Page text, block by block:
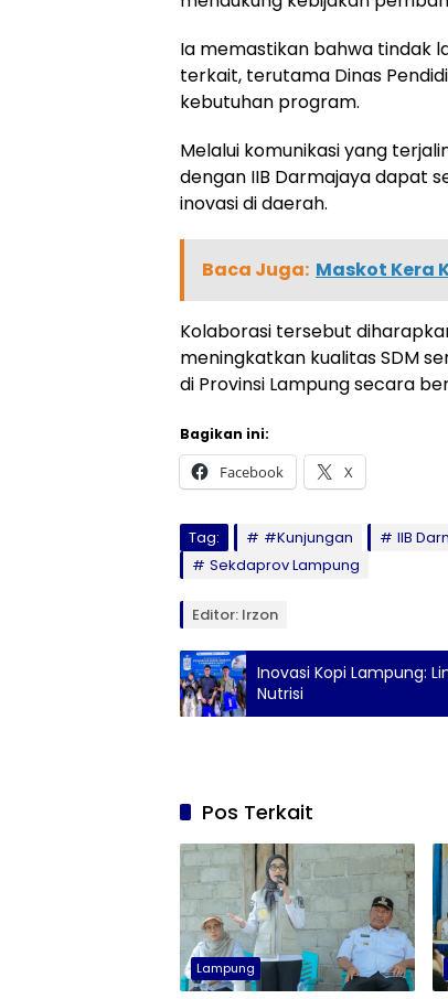
Ia memastikan bahwa tindak
terkait, terutama Dinas
kebutuhan program.
Melalui komunikasi yang
dengan IIB Darmajaya dapat
inovasi di daerah.
Baca Juga: Maskot Kera
Kolaborasi tersebut
meningkatkan kualitas SDM
di Provinsi Lampung secara
Bagikan ini:
Facebook X
Tag: #Kunjungan IIB
Sekdaprov Lampung
Editor: Irzon
Inovasi Kopi Lampung:
Nutrisi
Pos Terkait
Lampung